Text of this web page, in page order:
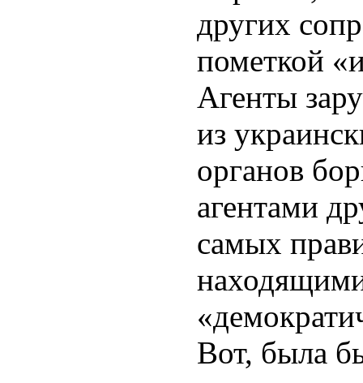
других
пометкой
Агенты
из
органов
агентами
самых
Вот, была